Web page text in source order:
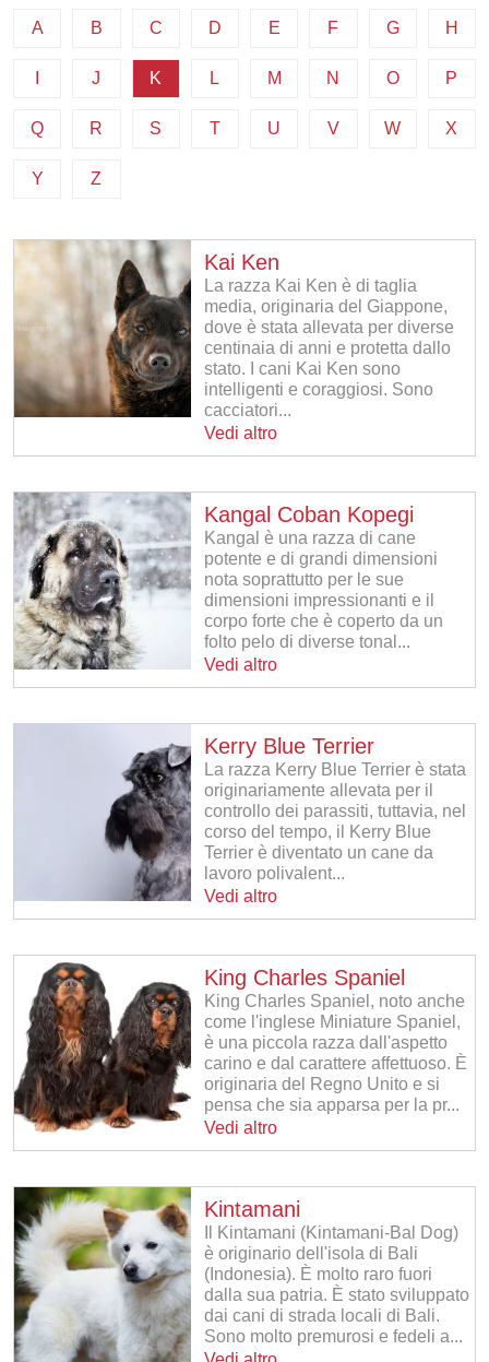
A B C D E F G H
J K L M N O P
Q R S T U V W X
Y Z
Kai Ken
La razza Kai Ken è di taglia
media, originaria del Giappone,
dove è stata allevata per diverse
centinaia di anni e protetta dallo
stato. I cani Kai Ken sono
intelligenti e coraggiosi. Sono
cacciatori...
Vedi altro
Kangal Coban Kopegi
Kangal è una razza di cane
potente e di grandi dimensioni
nota soprattutto per le sue
dimensioni impressionanti e il
corpo forte che è coperto da un
folto pelo di diverse tonal...
Vedi altro
Kerry Blue Terrier
La razza Kerry Blue Terrier è stata
originariamente allevata per il
controllo dei parassiti, tuttavia, nel
corso del tempo, il Kerry Blue
Terrier è diventato un cane da
lavoro polivalent...
Vedi altro
King Charles Spaniel
King Charles Spaniel, noto anche
come l'inglese Miniature Spaniel,
è una piccola razza dall'aspetto
carino e dal carattere affettuoso. È
originaria del Regno Unito e si
pensa che sia apparsa per la pr...
Vedi altro
Kintamani
Il Kintamani (Kintamani-Bal Dog)
è originario dell'isola di Bali
(Indonesia). È molto raro fuori
dalla sua patria. È stato sviluppato
dai cani di strada locali di Bali.
Sono molto premurosi e fedeli a...